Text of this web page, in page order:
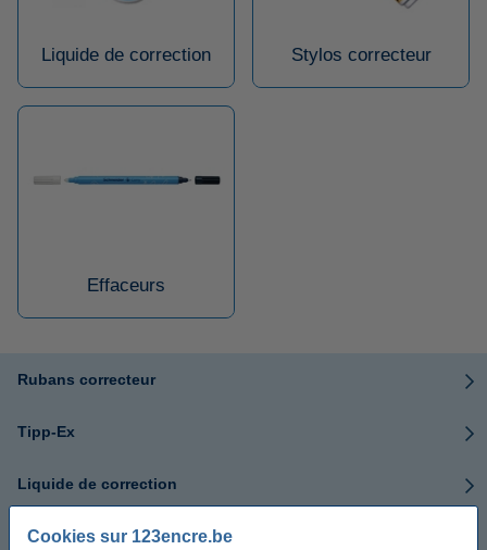
Cookies sur 123encre.be
Liquide de correction Stylos correcteur
Effaceurs
Rubans correcteur
Tipp-Ex
Liquide de correction
Stylos correcteur